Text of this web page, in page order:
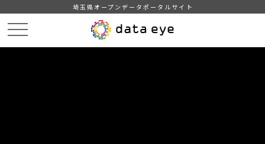
埼玉県オープンデータポータルサイト